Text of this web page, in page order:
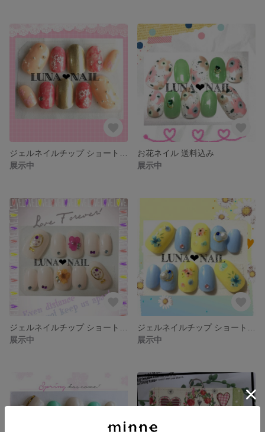
展示中
お花ネイル 送料込み
展示中
展示中
展示中